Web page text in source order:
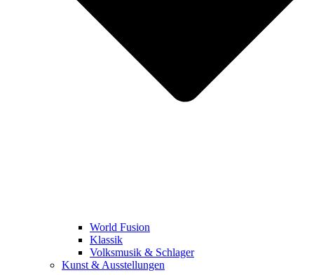
World Fusion
Klassik
Volksmusik & Schlager
Kunst & Ausstellungen